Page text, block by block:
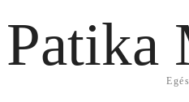
Patika